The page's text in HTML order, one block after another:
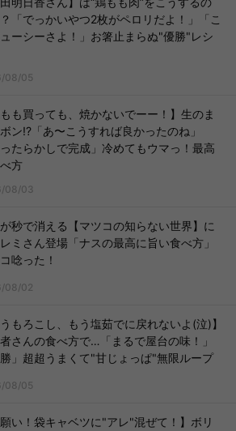
「でっかいやつ2枚がペロリだよ！」「こ
ーシーさよ！」お箸止まらぬ"優勝"レシ
08/05
もも買っても、焼かないでーー！】生のま
ン!?「あ〜こうすれば良かったのね」
ったらかしで完成」冷めてもウマっ！最高
方
08/03
秒で消える【マツコの知らない世界】に
ミさん登場「ナスの最高に旨い食べ方」
唸った！
08/02
うもろこし、もう塩茹でに戻れないよ(泣)】
さんの食べ方で…「まるで屋台の味！」
勝」超超うまくて"甘じょっぱ"無限ループ
08/05
願い！袋キャベツに"アレ"混ぜて！】ボリ